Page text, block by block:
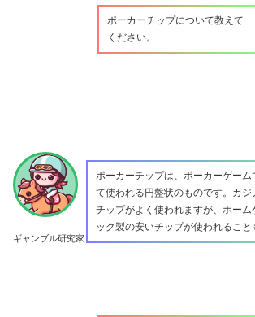
ポーカーチップについて教えて
ください。
ギャンブル研究家
ポーカーチップは、ポーカーゲーム
て使われる円盤状のものです。カ
チップがよく使われますが、ホーム
ック製の安いチップが使われること